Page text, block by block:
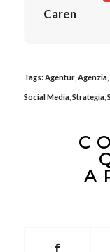
Caren
Tags:Agentur, Agenzia,
Social Media, Strategia,